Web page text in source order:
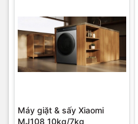
Máy giặt & sấy Xiaomi
MJ108 10kg/7kg